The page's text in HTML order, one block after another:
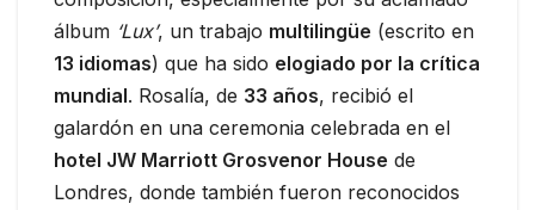
álbum ‘Lux’, un trabajo multilingüe (escrito en
13 idiomas) que ha sido elogiado por la crítica
mundial. Rosalía, de 33 años, recibió el
galardón en una ceremonia celebrada en el
hotel JW Marriott Grosvenor House de
Londres, donde también fueron reconocidos